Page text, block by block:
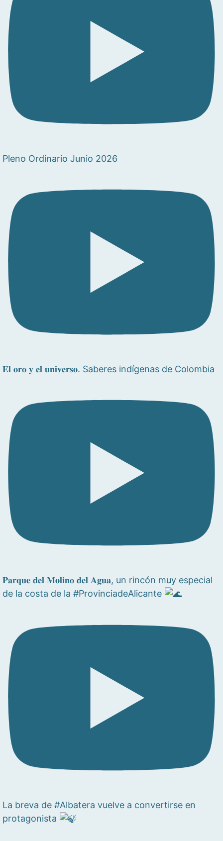
Pleno Ordinario Junio 2026
𝐄𝐥 𝐨𝐫𝐨 𝐲 𝐞𝐥 𝐮𝐧𝐢𝐯𝐞𝐫𝐬𝐨. Saberes indígenas de Colombia
𝐏𝐚𝐫𝐪𝐮𝐞 𝐝𝐞𝐥 𝐌𝐨𝐥𝐢𝐧𝐨 𝐝𝐞𝐥 𝐀𝐠𝐮𝐚, un rincón muy especial
de la costa de la #ProvinciadeAlicante
La breva de #Albatera vuelve a convertirse en
protagonista